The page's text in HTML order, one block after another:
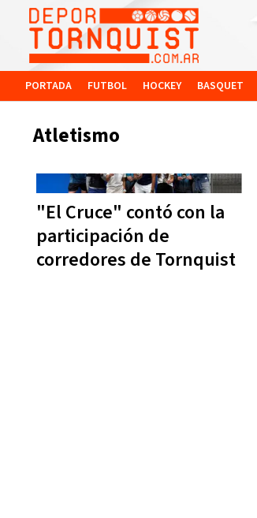
PORTADA FUTBOL HOCKEY BASQUET
Atletismo
"El Cruce" contó con la
participación de
corredores de Tornquist